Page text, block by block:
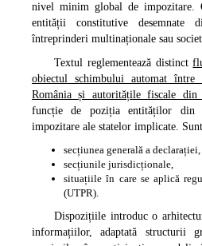
nivel minim global de impozitare.
entității constitutive
întreprinderi multinaționale sau
Textul reglementează distinct
obiectul schimbului automat între
România și autoritățile fiscale din
funcție de poziția entităților
impozitare ale statelor implicate.
secțiunea generală a declarației,
secțiunile jurisdicționale,
situațiile în care se aplică
(UTPR).
Dispozițiile introduc o
informațiilor, adaptată structurii